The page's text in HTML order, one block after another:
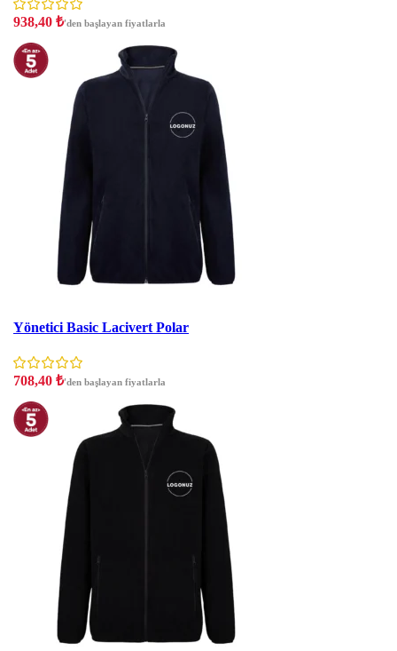
938,40 ₺'den başlayan fiyatlarla
Yönetici Basic Lacivert Polar
708,40 ₺'den başlayan fiyatlarla